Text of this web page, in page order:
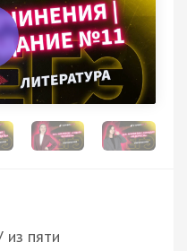
пяти